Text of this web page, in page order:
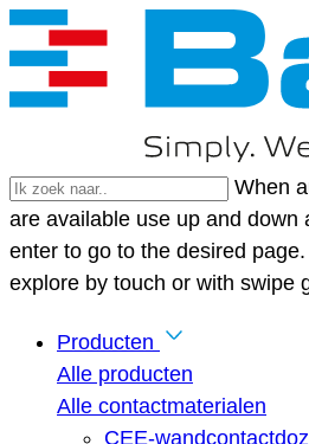
When
are available use up and down
enter to go to the desired
explore by touch or with swipe
Producten
Alle producten
Alle contactmaterialen
CEE-